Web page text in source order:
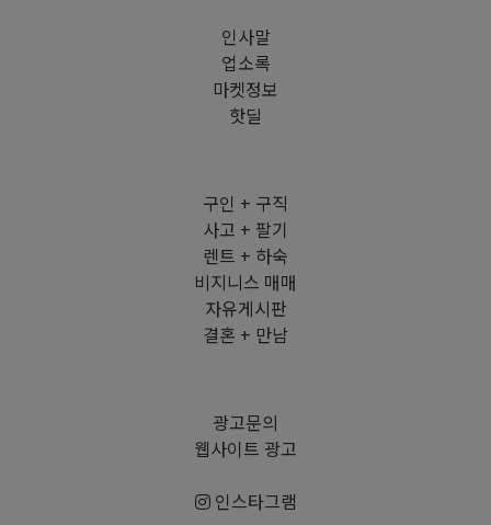
인사말
업소록
마켓정보
핫딜
구인 + 구직
사고 + 팔기
렌트 + 하숙
비지니스 매매
자유게시판
결혼 + 만남
광고문의
웹사이트 광고
인스타그램